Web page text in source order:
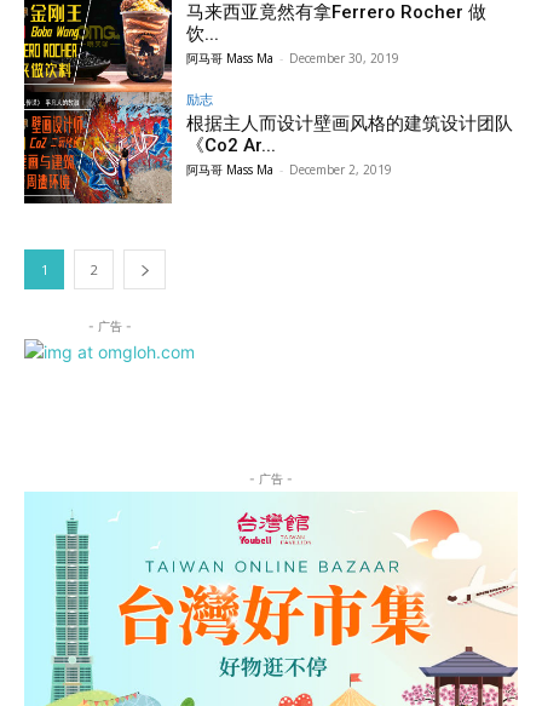
马来西亚竟然有拿Ferrero Rocher 做
饮...
阿马哥 Mass Ma - December 30, 2019
励志
根据主人而设计壁画风格的建筑设计团队
《Co2 Ar...
阿马哥 Mass Ma - December 2, 2019
1 2
- 广告 -
- 广告 -